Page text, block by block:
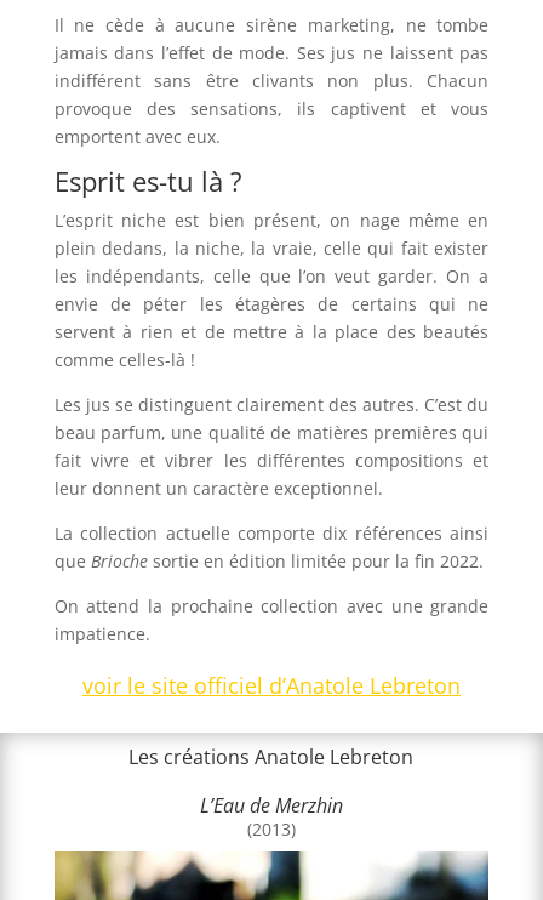
Il ne cède à aucune sirène marketing, ne tombe
jamais dans l’effet de mode. Ses jus ne laissent pas
indifférent sans être clivants non plus. Chacun
provoque des sensations, ils captivent et vous
emportent avec eux.
Esprit es-tu là ?
L’esprit niche est bien présent, on nage même en
plein dedans, la niche, la vraie, celle qui fait exister
les indépendants, celle que l’on veut garder. On a
envie de péter les étagères de certains qui ne
servent à rien et de mettre à la place des beautés
comme celles-là !
Les jus se distinguent clairement des autres. C’est du
beau parfum, une qualité de matières premières qui
fait vivre et vibrer les différentes compositions et
leur donnent un caractère exceptionnel.
La collection actuelle comporte dix références ainsi
que Briochesortie en édition limitée pour la fin 2022.
On attend la prochaine collection avec une grande
impatience.
voir le site officiel d’Anatole Lebreton
Les créations Anatole Lebreton
L’Eau de Merzhin
(2013)